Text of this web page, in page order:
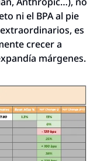
ni el BPA al pie
es
crecer a
márgenes.